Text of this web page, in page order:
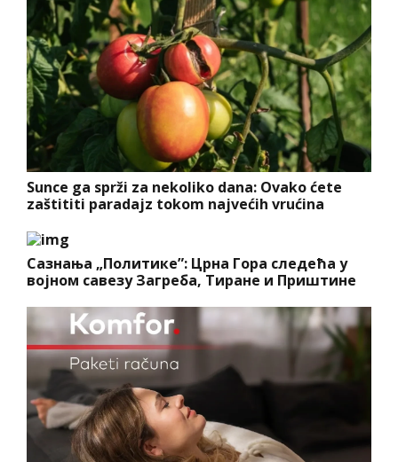
Sunce ga sprži za nekoliko dana: Ovako ćete
zaštititi paradajz tokom najvećih vrućina
Сазнања „Политике”: Црна Гора следећа у
војном савезу Загреба, Тиране и Приштине